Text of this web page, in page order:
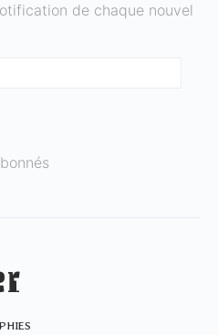
de chaque nouvel